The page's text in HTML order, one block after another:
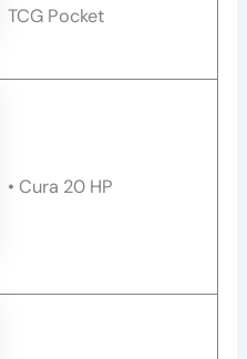
TCG Pocket
• Cura 20 HP